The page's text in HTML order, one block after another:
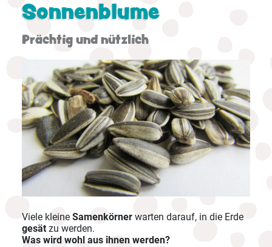
Sonnenblume
Prächtig und nützlich
Viele kleine Samenkörner warten darauf, in die Erde
gesät zu werden.
Was wird wohl aus ihnen werden?